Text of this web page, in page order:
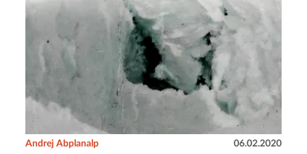
Andrej Abplanalp 06.02.2020